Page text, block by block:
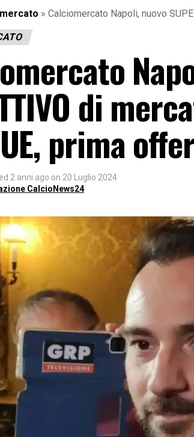
» Calciomercato Napoli, nuovo
di
prima
2 anni ago on 20 Luglio 2024
CalcioNews24